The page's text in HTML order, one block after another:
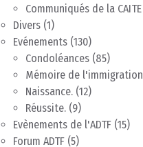
Communiqués de la CAITE
Divers (1)
Evénements (130)
Condoléances (85)
Mémoire de l'immigration
Naissance. (12)
Réussite. (9)
Evènements de l'ADTF (15)
Forum ADTF (5)